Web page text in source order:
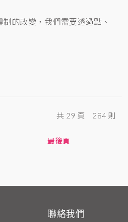
的改變，我們需要透過點、
共 29 頁 284 則
最後頁
聯絡我們